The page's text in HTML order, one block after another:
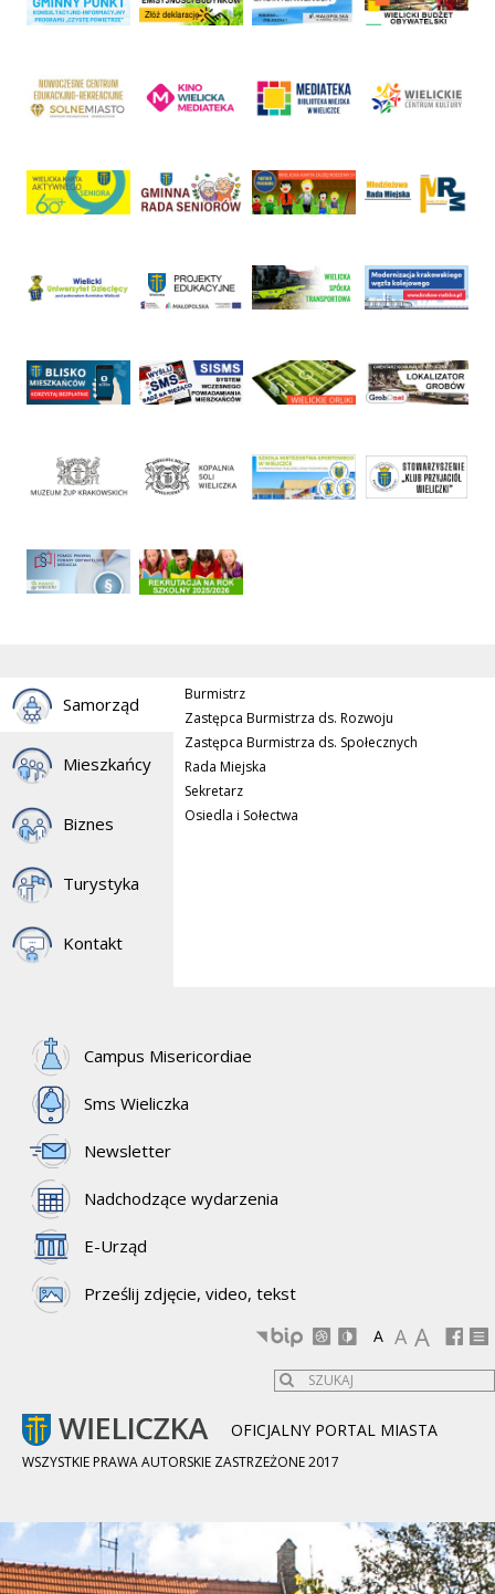
Samorząd
Mieszkańcy
Biznes
Turystyka
Kontakt
Burmistrz
Zastępca Burmistrza ds. Rozwoju
Zastępca Burmistrza ds. Społecznych
Rada Miejska
Sekretarz
Osiedla i Sołectwa
Campus Misericordiae
Sms Wieliczka
Newsletter
Nadchodzące wydarzenia
E-Urząd
Prześlij zdjęcie, video, tekst
A A A
OFICJALNY PORTAL MIASTA
WSZYSTKIE PRAWA AUTORSKIE ZASTRZEŻONE 2017